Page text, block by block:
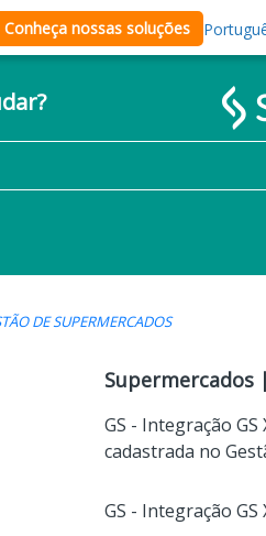
Conheça nossas soluções
DE SUPERMERCADOS
Supermercados
GS - Integração GS
cadastrada no
GS - Integração